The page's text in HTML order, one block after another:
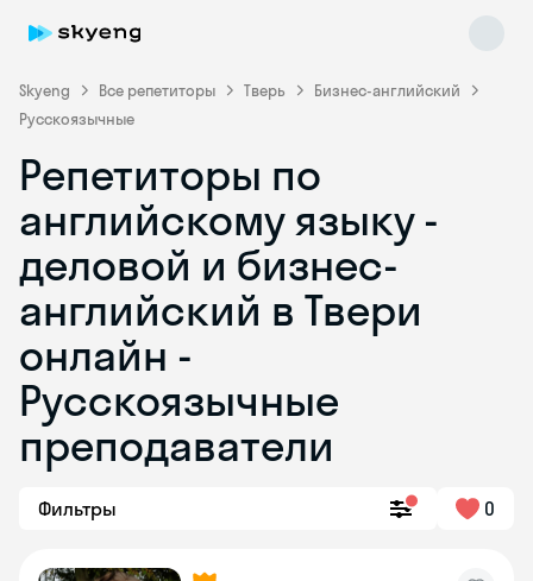
Skyeng Все репетиторы Тверь
Бизнес-английский
Русскоязычные
Репетиторы по
английскому языку -
деловой и бизнес-
английский в Твери
онлайн -
Русскоязычные
преподаватели
Фильтры 0
Skyeng Chat